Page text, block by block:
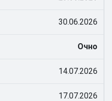
30.06.2026
Очно
14.07.2026
17.07.2026